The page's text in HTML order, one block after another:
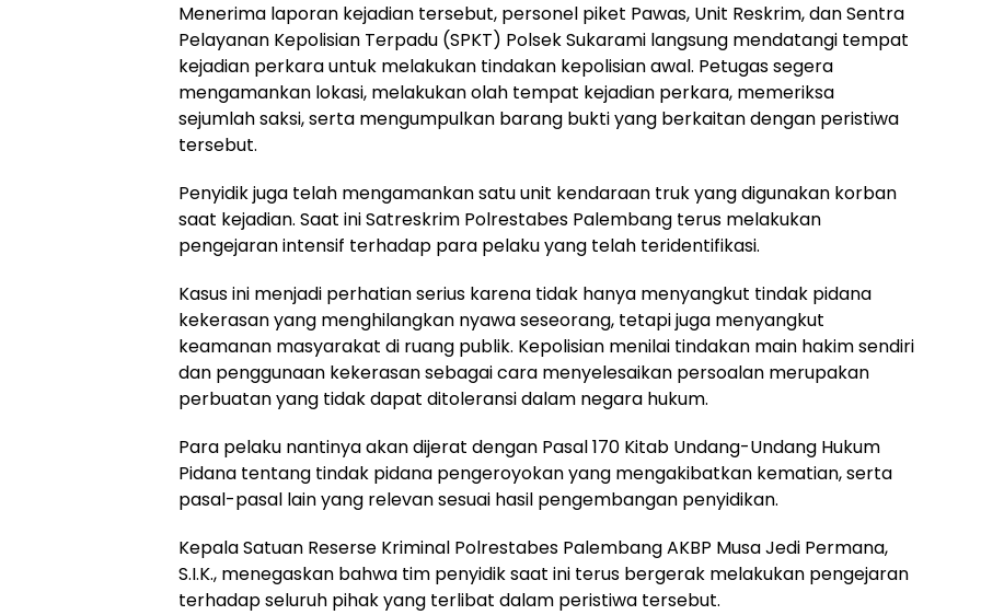
Menerima laporan kejadian tersebut, personel piket Pawas, Unit Reskrim, dan Sentra
Pelayanan Kepolisian Terpadu (SPKT) Polsek Sukarami langsung mendatangi tempat
kejadian perkara untuk melakukan tindakan kepolisian awal. Petugas segera
mengamankan lokasi, melakukan olah tempat kejadian perkara, memeriksa
sejumlah saksi, serta mengumpulkan barang bukti yang berkaitan dengan peristiwa
tersebut.
Penyidik juga telah mengamankan satu unit kendaraan truk yang digunakan korban
saat kejadian. Saat ini Satreskrim Polrestabes Palembang terus melakukan
pengejaran intensif terhadap para pelaku yang telah teridentifikasi.
Kasus ini menjadi perhatian serius karena tidak hanya menyangkut tindak pidana
kekerasan yang menghilangkan nyawa seseorang, tetapi juga menyangkut
keamanan masyarakat di ruang publik. Kepolisian menilai tindakan main hakim sendiri
dan penggunaan kekerasan sebagai cara menyelesaikan persoalan merupakan
perbuatan yang tidak dapat ditoleransi dalam negara hukum.
Para pelaku nantinya akan dijerat dengan Pasal 170 Kitab Undang-Undang Hukum
Pidana tentang tindak pidana pengeroyokan yang mengakibatkan kematian, serta
pasal-pasal lain yang relevan sesuai hasil pengembangan penyidikan.
Kepala Satuan Reserse Kriminal Polrestabes Palembang AKBP Musa Jedi Permana,
S.I.K., menegaskan bahwa tim penyidik saat ini terus bergerak melakukan pengejaran
terhadap seluruh pihak yang terlibat dalam peristiwa tersebut.